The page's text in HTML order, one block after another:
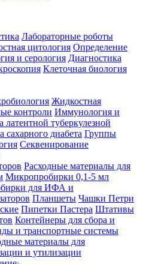
Лабораторные роботы
цитология Определение
и серология Диагностика
Клеточная биология
Жидкостная
контроли Иммунология и
латентной туберкулезной
сахарного диабета Группы
Секвенирование
Расходные материалы для
Микропробирки 0,1-5 мл
для ИФА и
Планшеты Чашки Петри
Пипетки Пастера Штативы
Контейнеры для сбора и
и транспортные системы
материалы для
и утилизации